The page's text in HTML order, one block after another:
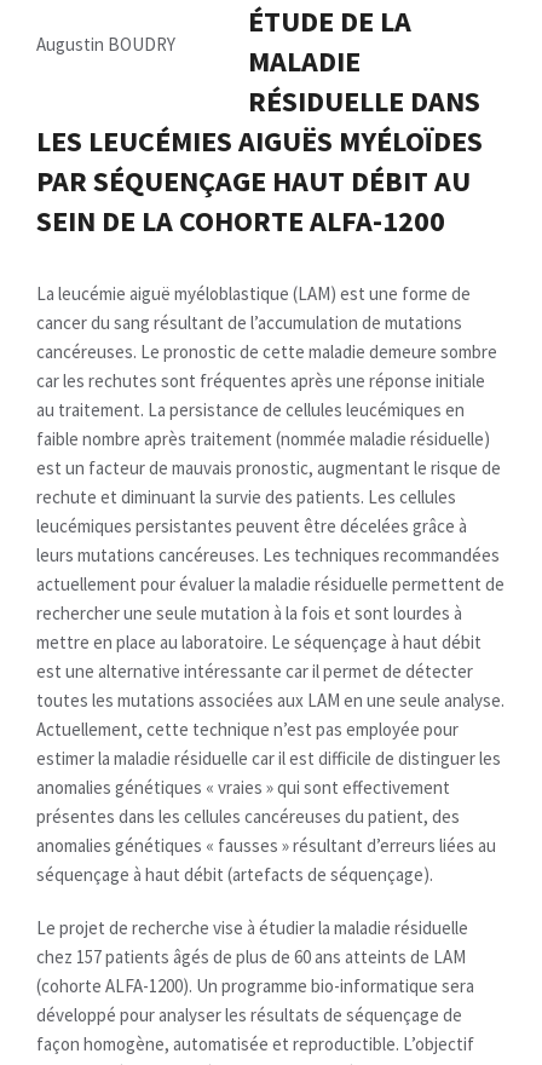
Augustin BOUDRY
ÉTUDE DE LA
MALADIE
RÉSIDUELLE DANS
LES LEUCÉMIES AIGUËS MYÉLOÏDES
PAR SÉQUENÇAGE HAUT DÉBIT AU
SEIN DE LA COHORTE ALFA-1200
La leucémie aiguë myéloblastique (LAM) est une forme de
cancer du sang résultant de l’accumulation de mutations
cancéreuses. Le pronostic de cette maladie demeure sombre
car les rechutes sont fréquentes après une réponse initiale
au traitement. La persistance de cellules leucémiques en
faible nombre après traitement (nommée maladie résiduelle)
est un facteur de mauvais pronostic, augmentant le risque de
rechute et diminuant la survie des patients. Les cellules
leucémiques persistantes peuvent être décelées grâce à
leurs mutations cancéreuses. Les techniques recommandées
actuellement pour évaluer la maladie résiduelle permettent de
rechercher une seule mutation à la fois et sont lourdes à
mettre en place au laboratoire. Le séquençage à haut débit
est une alternative intéressante car il permet de détecter
toutes les mutations associées aux LAM en une seule analyse.
Actuellement, cette technique n’est pas employée pour
estimer la maladie résiduelle car il est difficile de distinguer les
anomalies génétiques « vraies » qui sont effectivement
présentes dans les cellules cancéreuses du patient, des
anomalies génétiques « fausses » résultant d’erreurs liées au
séquençage à haut débit (artefacts de séquençage).
Le projet de recherche vise à étudier la maladie résiduelle
chez 157 patients âgés de plus de 60 ans atteints de LAM
(cohorte ALFA-1200). Un programme bio-informatique sera
développé pour analyser les résultats de séquençage de
façon homogène, automatisée et reproductible. L’objectif